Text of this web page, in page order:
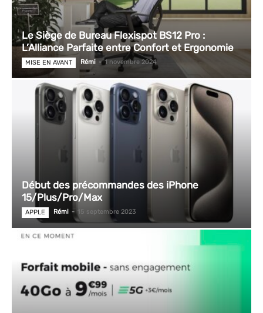
Le Siège de Bureau Flexispot BS12 Pro :
L’Alliance Parfaite entre Confort et Ergonomie
MISE EN AVANT Rémi - 1 novembre 2024
Début des précommandes des iPhone
15/Plus/Pro/Max
APPLE Rémi - 15 septembre 2023